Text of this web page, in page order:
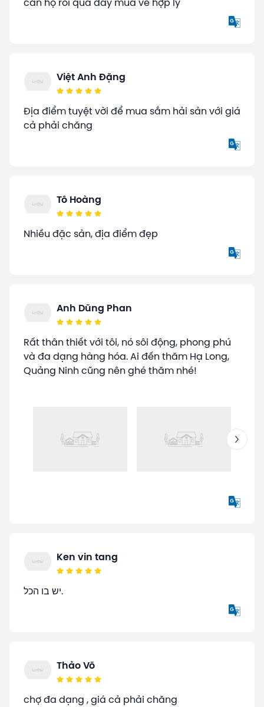
căn hộ rồi qua đây mua về hợp lý
Việt Anh Đặng
Địa điểm tuyệt vời để mua sắm hải sản với giá
cả phải chăng
Tô Hoàng
Nhiều đặc sản, địa điểm đẹp
Anh Dũng Phan
Rất thân thiết với tôi, nó sôi động, phong phú
và đa dạng hàng hóa. Ai đến thăm Hạ Long,
Quảng Ninh cũng nên ghé thăm nhé!
Ken vin tang
יש בו הכל.
Thảo Võ
chợ đa dạng , giá cả phải chăng